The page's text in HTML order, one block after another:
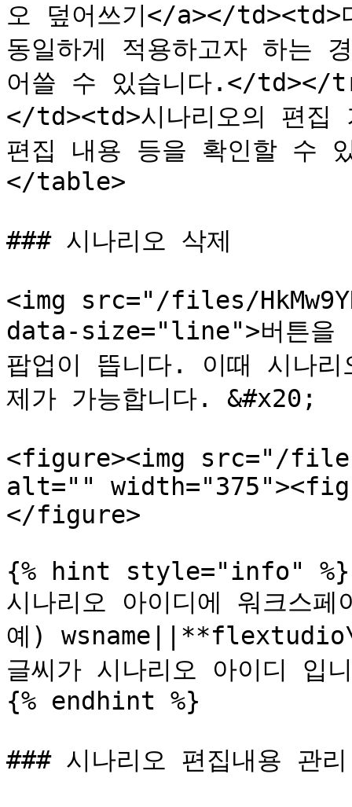
오 덮어쓰기</a></td><td>
동일하게 적용하고자 하는
어쓸 수 있습니다.</td></
</td><td>시나리오의 편집
편집 내용 등을 확인할 수
</table>
### 시나리오 삭제
<img src="/files/
data-size="line">버튼을
팝업이 뜹니다. 이때 시나
제가 가능합니다. &#x20;
<figure><img src="/files/
alt=""
</figure>
{% hint style="info" %}
시나리오 아이디에 워크스
예)
글씨가 시나리오 아이디 입
{% endhint %}
### 시나리오 편집내용 관리